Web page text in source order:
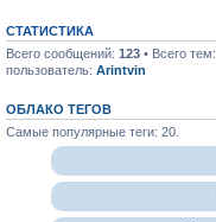
СТАТИСТИКА
Всего сообщений: 123 • Всего тем:
пользователь: Arintvin
ОБЛАКО ТЕГОВ
Самые популярные теги: 20.